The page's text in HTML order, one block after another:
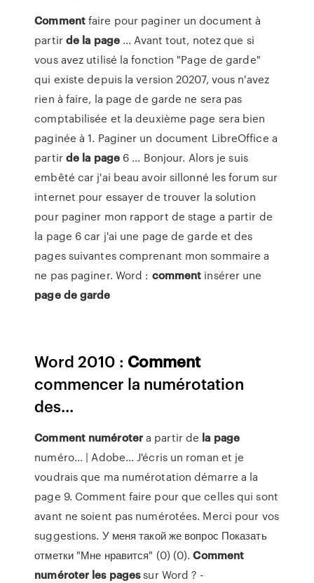
Commentfaire pour paginer un document à
partirde la page... Avant tout, notez que si
vous avez utilisé la fonction "Page de garde"
qui existe depuis la version 20207, vous n'avez
rien à faire, la page de garde ne sera pas
comptabilisée et la deuxième page sera bien
paginée à 1. Paginer un document LibreOffice a
partirde la page6 ... Bonjour. Alors je suis
embêté car j'ai beau avoir sillonné les forum sur
internet pour essayer de trouver la solution
pour paginer mon rapport de stage a partir de
la page 6 car j'ai une page de garde et des
pages suivantes comprenant mon sommaire a
ne pas paginer. Word : comment insérer une
page degarde
Word 2010 : Comment
commencer la numérotation
des...
Comment numérotera partir de la page
numéro... | Adobe… J'écris un roman et je
voudrais que ma numérotation démarre a la
page 9. Comment faire pour que celles qui sont
avant ne soient pas numérotées. Merci pour vos
suggestions. У меня такой же вопрос Показать
отметки "Мне нравится" (0) (0).Comment
numéroter les pagessur Word ? -